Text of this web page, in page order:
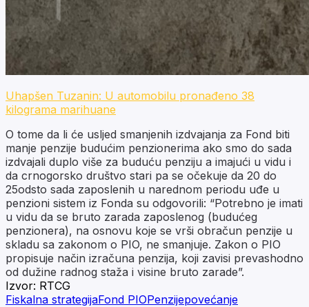
Uhapšen Tuzanin: U automobilu pronađeno 38
kilograma marihuane
O tome da li će usljed smanjenih izdvajanja za Fond biti
manje penzije budućim penzionerima ako smo do sada
izdvajali duplo više za buduću penziju a imajući u vidu i
da crnogorsko društvo stari pa se očekuje da 20 do
25odsto sada zaposlenih u narednom periodu uđe u
penzioni sistem iz Fonda su odgovorili: “Potrebno je imati
u vidu da se bruto zarada zaposlenog (budućeg
penzionera), na osnovu koje se vrši obračun penzije u
skladu sa zakonom o PIO, ne smanjuje. Zakon o PIO
propisuje način izračuna penzija, koji zavisi prevashodno
od dužine radnog staža i visine bruto zarade”.
Izvor: RTCG
Fiskalna strategijaFond PIOPenzijepovećanje